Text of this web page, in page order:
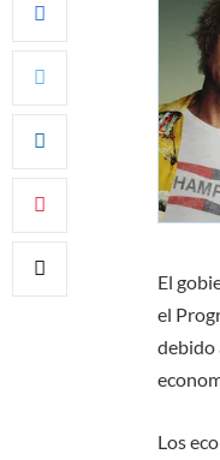
El
el
debido
Los